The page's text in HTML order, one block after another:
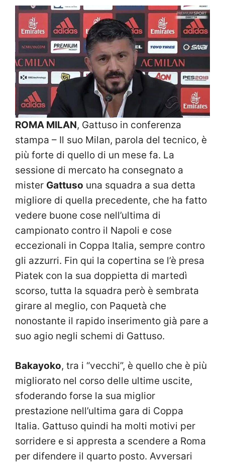
ROMA MILAN, Gattuso in conferenza
stampa – Il suo Milan, parola del tecnico, è
più forte di quello di un mese fa. La
sessione di mercato ha consegnato a
mister Gattuso una squadra a sua detta
migliore di quella precedente, che ha fatto
vedere buone cose nell’ultima di
campionato contro il Napoli e cose
eccezionali in Coppa Italia, sempre contro
gli azzurri. Fin qui la copertina se l’è presa
Piatek con la sua doppietta di martedì
scorso, tutta la squadra però è sembrata
girare al meglio, con Paquetà che
nonostante il rapido inserimento già pare a
suo agio negli schemi di Gattuso.
Bakayoko, tra i “vecchi”, è quello che è più
migliorato nel corso delle ultime uscite,
sfoderando forse la sua miglior
prestazione nell’ultima gara di Coppa
Italia. Gattuso quindi ha molti motivi per
sorridere e si appresta a scendere a Roma
per difendere il quarto posto. Avversari